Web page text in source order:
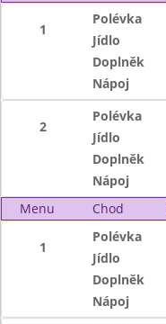
1
Polévka
Jídlo
Doplněk
Nápoj
2
Polévka
Jídlo
Doplněk
Nápoj
Menu
Chod
1
Polévka
Jídlo
Doplněk
Nápoj